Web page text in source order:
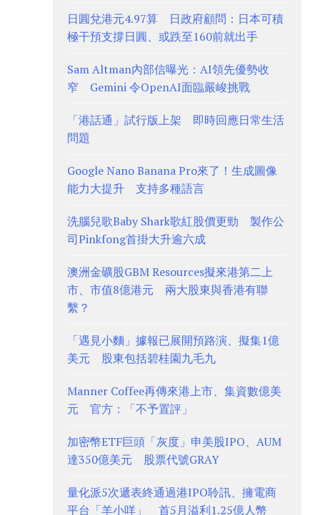
日圓兌港元4.97算 日政府顧問：日本可積
極干預支撐日圓、或跌至160前就出手
Sam Altman內部信曝光：AI領先優勢收
窄 Gemini 令OpenAI面臨嚴峻挑戰
「港話通」試行版上架 即時回應日常生活
問題
Google Nano Banana Pro來了！生成圖像
能力大提升 支持多種語言
洗腦兒歌Baby Shark歌紅股價更勁 製作公
司Pinkfong首掛大升逾六成
澳洲金礦股GBM Resources擬來港第二上
市、市值8億港元 兩大股東與香港有聯
繫？
「遇見小麵」據報已展開預路演、擬集1億
美元 股東包括碧桂園九毛九
Manner Coffee再傳來港上市、集資數億美
元 官方：「不予置評」
加密幣ETF巨頭「灰度」申美股IPO、AUM
達350億美元 股票代號GRAY
量化派5次遞表終通過港IPO聆訊、擁電商
平台「羊小咩」 首5月溢利1.25億人幣